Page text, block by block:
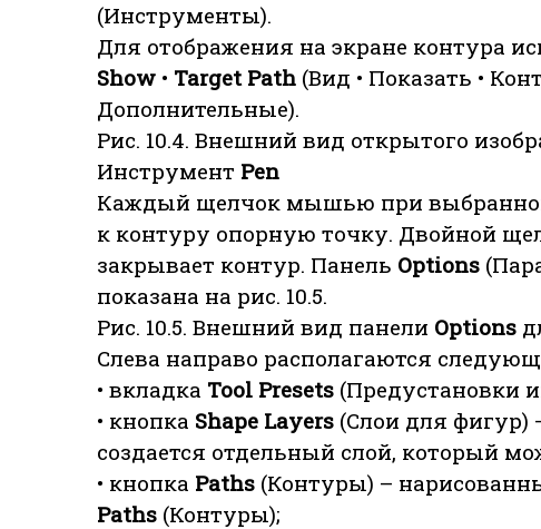
(Инструменты).
Для отображения на экране контура
Show • Target Path (Вид • Показать •
Дополнительные).
Рис. 10.4. Внешний вид открытого
Инструмент Реn
Каждый щелчок мышью при
к контуру опорную точку. Двойной
закрывает контур. Панель Options
показана на рис. 10.5.
Рис. 10.5. Внешний вид панели Options
Слева направо располагаются
• вкладка Tool Presets (Предустановки
• кнопка Shape Layers (Слои для фигур)
создается отдельный слой, который
• кнопка Paths (Контуры) –
Paths (Контуры);